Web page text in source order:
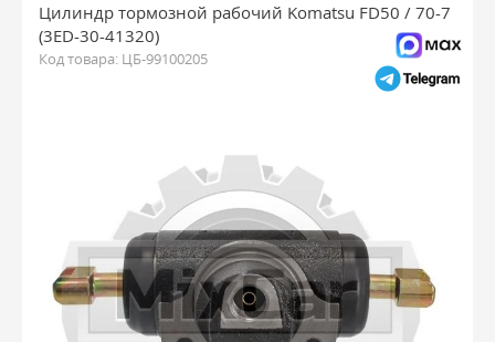
Цилиндр тормозной рабочий Komatsu FD50 / 70-7
(3ED-30-41320)
Код товара: ЦБ-99100205